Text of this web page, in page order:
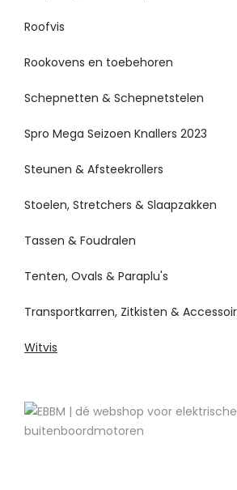
Roofvis
Rookovens en toebehoren
Schepnetten & Schepnetstelen
Spro Mega Seizoen Knallers 2023
Steunen & Afsteekrollers
Stoelen, Stretchers & Slaapzakken
Tassen & Foudralen
Tenten, Ovals & Paraplu's
Transportkarren, Zitkisten &
Witvis